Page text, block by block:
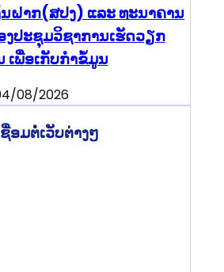
ນຝາກ(ສປງ) ແລະ ທະນາຄານ
ງປະຊຸມວິຊາການເຮັດວຽກ
ເພື່ອເກັບກຳຂໍ້ມູນ
08/2026
ອມຕໍ່ເວັບຕ່າງໆ